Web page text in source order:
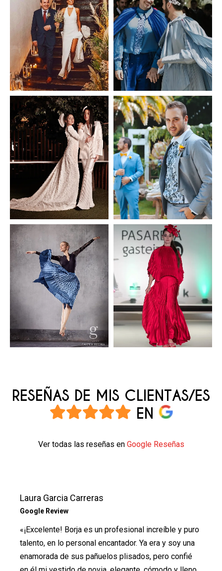
RESEÑAS DE MIS CLIENTAS/ES
EN
Ver todas las reseñas en Google Reseñas
Laura Garcia Carreras
Google Review
«¡Excelente! Borja es un profesional increíble y puro
talento, en lo personal encantador. Ya era y soy una
enamorada de sus pañuelos plisados, pero confié
Escoje día y hora
* Estamos abiertos de lunes a viernes de 10:00 a 14:00 y
de 17:00 a 20:00.
* En caso de no poder coincidir el horario, señala en el
apartado de urgencias u observaciones un horario
extraoficial. En BHUGETXO tu agenda es importante y
puedo valorar atenderte fuera de horario e incluso algún
sábado o domingo, siempre mostrando la gravedad del